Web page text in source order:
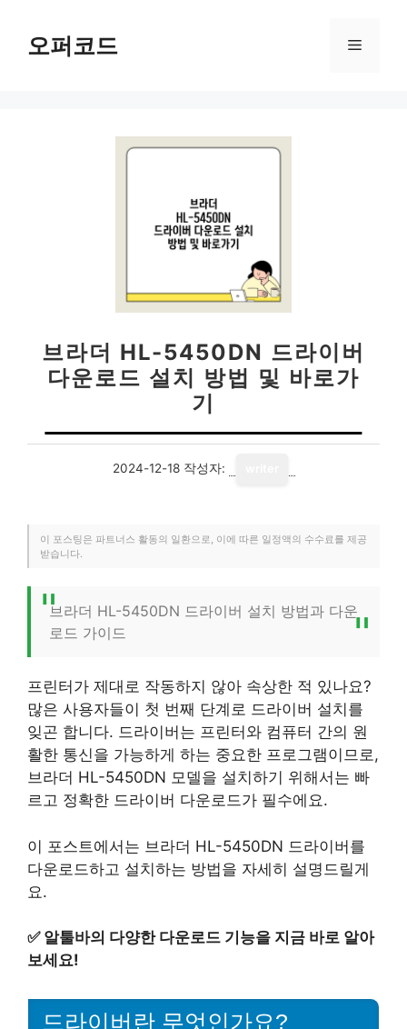
오퍼코드 메
브라더 HL-5450DN 드라이버
다운로드 설치 방법 및 바로가
기
2024-12-18 작성자:
이 포스팅은 파트너스 활동의 일환으로, 이에 따른 일정액의 수수료를 제공
받습니다.
브라더 HL-5450DN 드라이버 설치 방법과 다운
로드 가이드
프린터가 제대로 작동하지 않아 속상한 적 있나요?
많은 사용자들이 첫 번째 단계로 드라이버 설치를
잊곤 합니다. 드라이버는 프린터와 컴퓨터 간의 원
활한 통신을 가능하게 하는 중요한 프로그램이므로,
브라더 HL-5450DN 모델을 설치하기 위해서는 빠
르고 정확한 드라이버 다운로드가 필수에요.
이 포스트에서는 브라더 HL-5450DN 드라이버를
다운로드하고 설치하는 방법을 자세히 설명드릴게
요.
✅ 알툴바의 다양한 다운로드 기능을 지금 바로 알아
보세요!
드라이버란 무엇인가요?